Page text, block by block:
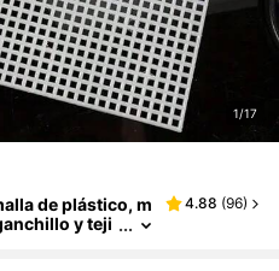
1/17
de plástico, m
y teji
4.88 (96)